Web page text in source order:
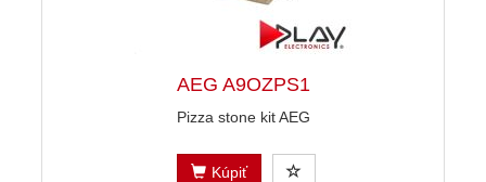
AEG A9OZPS1
Pizza stone kit AEG
Kúpiť